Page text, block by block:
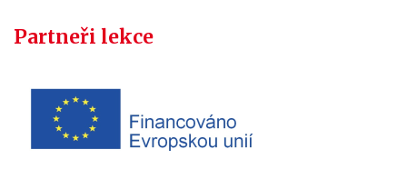
Partneři lekce